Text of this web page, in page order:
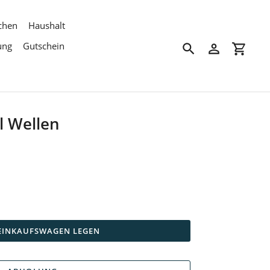
Haushalt
Gutschein
SuchenEinloggen
Wellen
LEGEN